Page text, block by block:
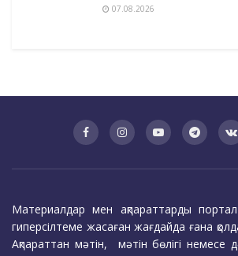
07.08.2026
Материалдар мен ақпараттарды портал
гиперсілтеме жасаған жағдайда ғана
Ақпараттан мәтін, мәтін бөлігі немесе